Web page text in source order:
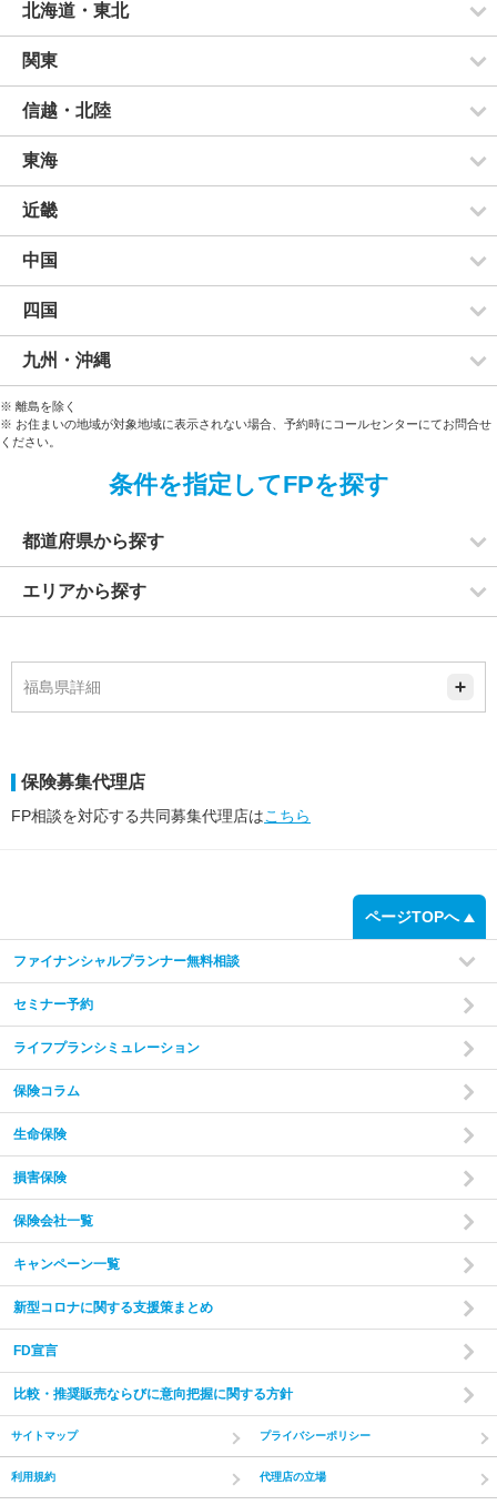
北海道・東北
関東
信越・北陸
東海
近畿
中国
四国
九州・沖縄
※ 離島を除く
※ お住まいの地域が対象地域に表示されない場合、予約時にコールセンターにてお問合せ
ください。
条件を指定してFPを探す
都道府県から探す
エリアから探す
福島県詳細
保険募集代理店
FP相談を対応する共同募集代理店はこちら
ページTOPへ
ファイナンシャルプランナー無料相談
セミナー予約
ライフプランシミュレーション
保険コラム
生命保険
損害保険
保険会社一覧
キャンペーン一覧
新型コロナに関する支援策まとめ
FD宣言
比較・推奨販売ならびに意向把握に関する方針
サイトマップ プライバシーポリシー
利用規約 代理店の立場